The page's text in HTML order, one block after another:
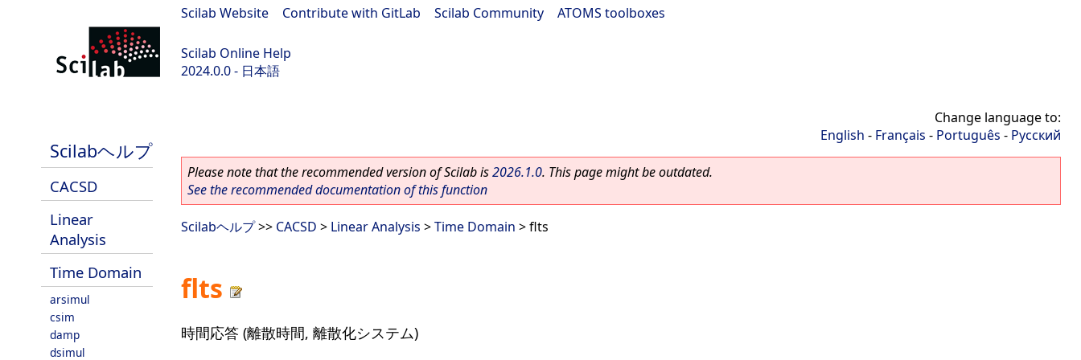
Scilab Website Contribute with GitLab Scilab Community ATOMS toolboxes
Scilab Online Help
2024.0.0 - 日本語
Scilabヘルプ
CACSD
Linear
Analysis
Time Domain
arsimul
csim
damp
dsimul
Change language to:
English - Français - Português - Русский
Please note that the recommended version of Scilab is2026.1.0. This page might be outdated.
See the recommended documentation of this function
Scilabヘルプ>> CACSD > Linear Analysis >Time Domain > flts
flts
時間応答 (離散時間, 離散化システム)